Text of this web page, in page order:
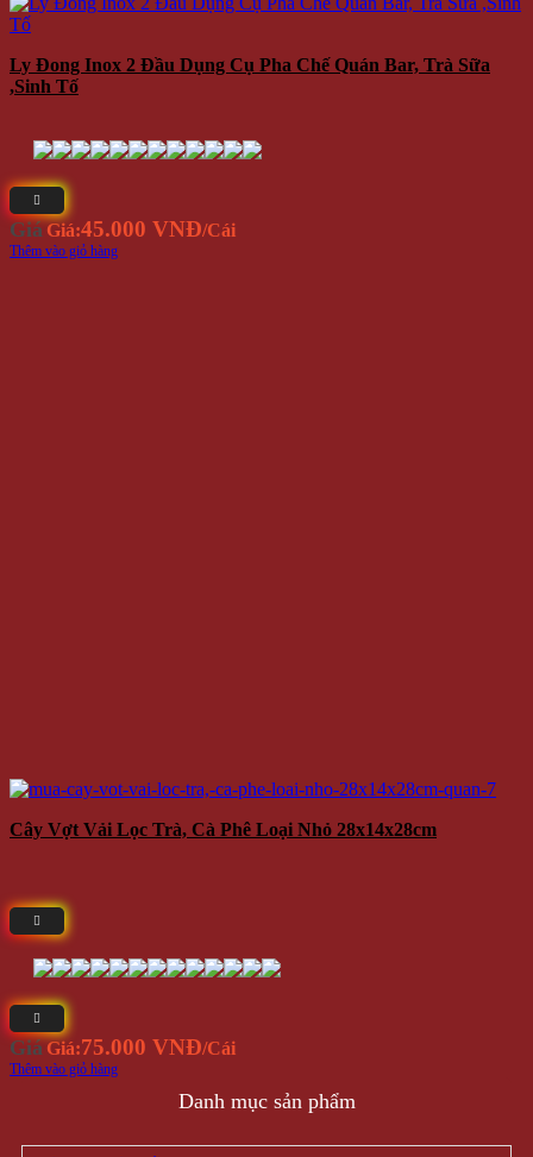
Ly Đong Inox 2 Đầu Dụng Cụ Pha Chế Quán Bar, Trà Sữa
,Sinh Tố
Giá Giá:45.000 VNĐ/Cái
Thêm vào giỏ hàng
Cây Vợt Vải Lọc Trà, Cà Phê Loại Nhỏ 28x14x28cm
Giá Giá:75.000 VNĐ/Cái
Thêm vào giỏ hàng
Danh mục sản phẩm